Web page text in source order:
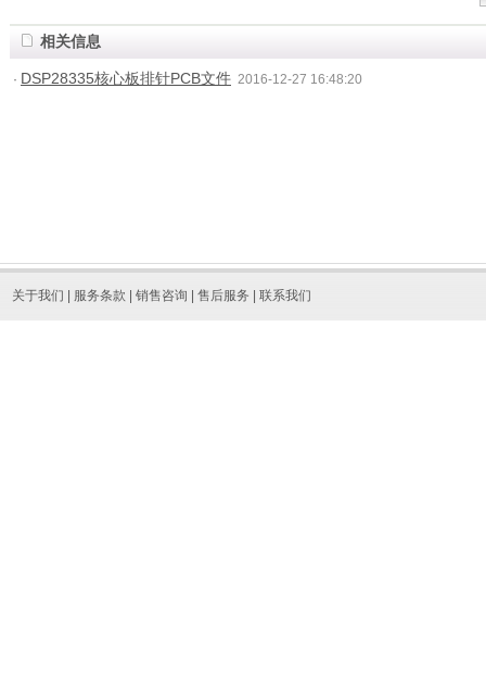
相关信息
· DSP28335核心板排针PCB文件 2016-12-27 16:48:20
关于我们 服务条款 销售咨询 售后服务 联系我们